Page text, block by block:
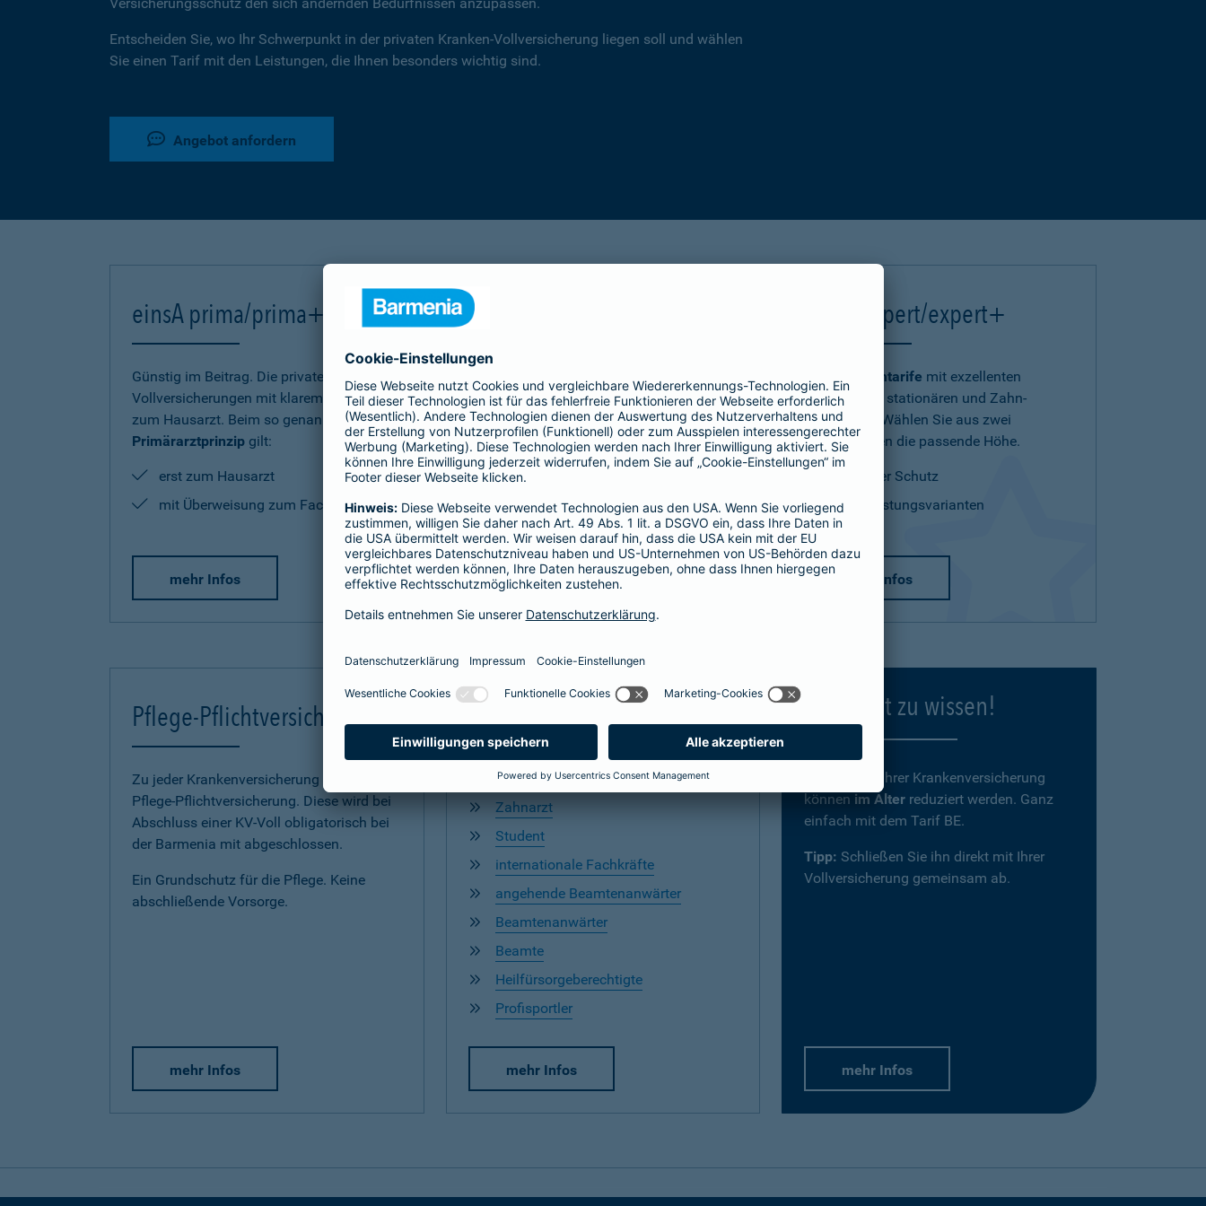
Entscheiden Sie, wo Ihr Schwerpunkt in der privaten Kranken-Vollversicherung liegen soll und wählen
Sie einen Tarif mit den Leistungen, die Ihnen besonders wichtig sind.
Angebot anfordern
einsA prima/prima+
Günstig im Beitrag. Die privaten Kranken-
Vollversicherungen mit klarem Bekenntnis
zum Hausarzt. Beim so genannten
Primärarztprinzip gilt:
erst zum Hausarzt
mit Überweisung zum Facharzt
mehr Infos
einsA primex
Hochwertiger Schutz mit Schwerpunkt auf
Leistungen in der ambulanten Versorgung.
Hier entscheiden Sie, ob Hausarzt oder
direkt zum Facharzt.
hochwertige ambulante Leistungen
Basisleistung im stationären Bereich
mehr Infos
einsA expert/expert+
Die Premiumtarife mit exzellenten
ambulanten, stationären und Zahn-
Leistungen. Wählen Sie aus zwei
Tarifvarianten die passende Höhe.
optimaler Schutz
zwei Leistungsvarianten
mehr Infos
Pflege-Pflichtversicherung
Zu jeder Krankenversicherung gehört eine
Pflege-Pflichtversicherung. Diese wird bei
Abschluss einer KV-Voll obligatorisch bei
der Barmenia mit abgeschlossen.
Ein Grundschutz für die Pflege. Keine
abschließende Vorsorge.
mehr Infos
Spezialtarife
Arzt
Zahnarzt
Student
internationale Fachkräfte
angehende Beamtenanwärter
Beamtenanwärter
Beamte
Heilfürsorgeberechtigte
Profisportler
mehr Infos
Gut zu wissen!
zu Ihrer Krankenversicherung
können im Alter reduziert werden. Ganz
einfach mit dem Tarif BE.
Tipp: Schließen Sie ihn direkt mit Ihrer
Vollversicherung gemeinsam ab.
mehr Infos